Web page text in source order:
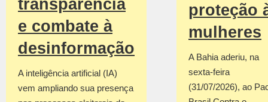
transparência
e combate à
desinformação
A inteligência artificial (IA)
vem ampliando sua presença
proteção
mulheres
A Bahia aderiu, na
sexta-feira
(31/07/2026), ao